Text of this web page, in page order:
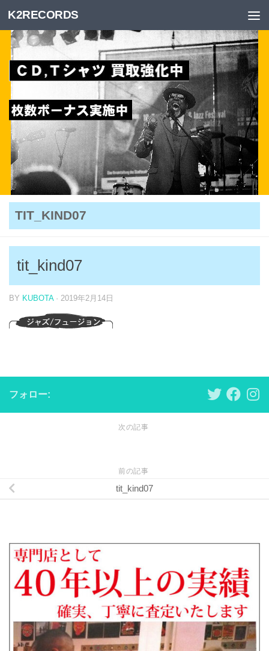
Skip to content
K2RECORDS
TIT_KIND07
tit_kind07
BY KUBOTA · 2019年2月14日
フォロー:
次の記事
前の記事
tit_kind07